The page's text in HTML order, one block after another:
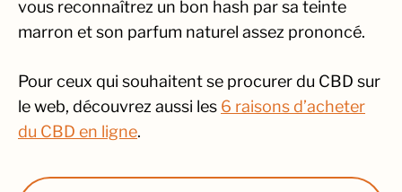
vous reconnaîtrez un bon hash par sa teinte
marron et son parfum naturel assez prononcé.
Pour ceux qui souhaitent se procurer du CBD sur
le web, découvrez aussi les 6 raisons d’acheter
du CBD en ligne.